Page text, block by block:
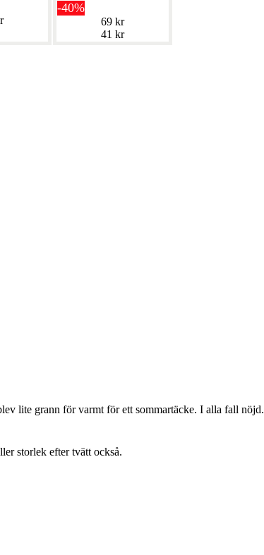
-40%
69 kr
41 kr
lite grann för varmt för ett sommartäcke. I alla fall nöjd.
storlek efter tvätt också.